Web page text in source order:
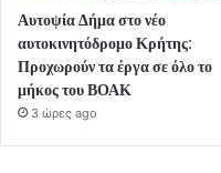
Αυτοψία Δήμα στο νέο
αυτοκινητόδρομο Κρήτης:
Προχωρούν τα έργα σε όλο το
μήκος του ΒΟΑΚ
3 ώρες ago